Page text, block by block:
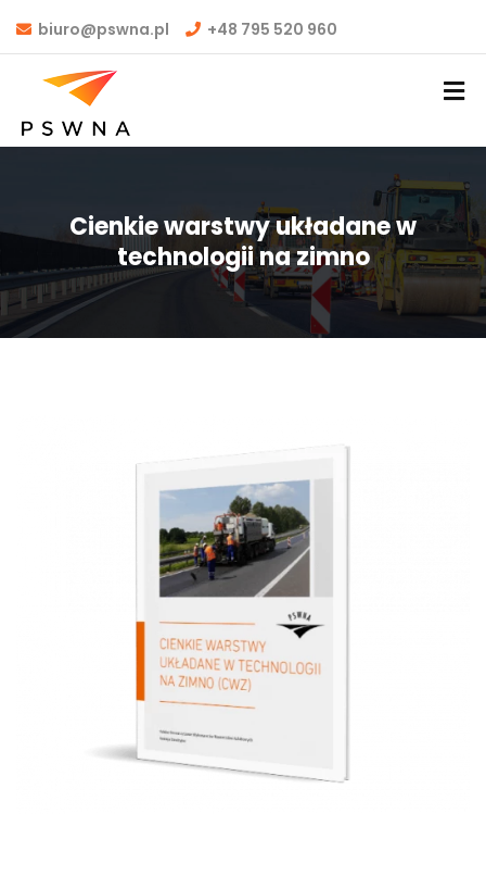
biuro@pswna.pl +48 795 520 960
Cienkie warstwy układane w
technologii na zimno